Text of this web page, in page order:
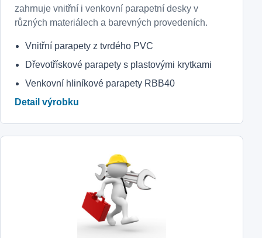
zahrnuje vnitřní i venkovní parapetní desky v
různých materiálech a barevných provedeních.
Vnitřní parapety z tvrdého PVC
Dřevotřískové parapety s plastovými krytkami
Venkovní hliníkové parapety RBB40
Detail výrobku